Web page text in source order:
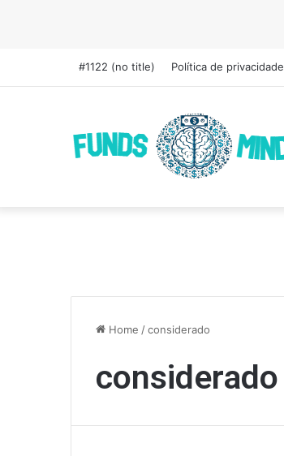
#1122 (no title) Política de privacidade
Home /considerado
considerado